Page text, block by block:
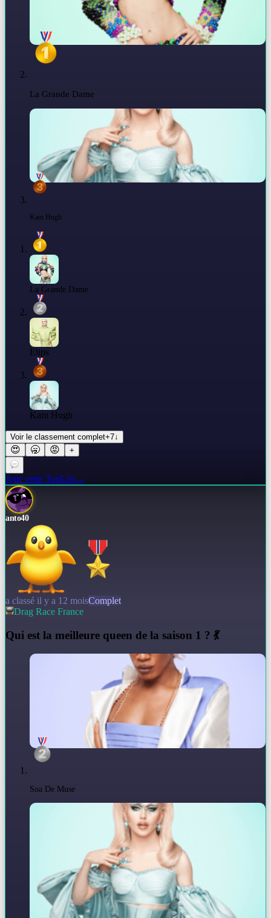
La Grande Dame
Kam Hugh
La Grande Dame
Elips
Kam Hugh
Voir le classement complet+7↓
😍 🥱 😡 +
Joue cette TopList→
anto40
a classé il y a 12 moisComplet
Drag Race France
Qui est la meilleure queen de la saison 1 ? 💃
Soa De Muse